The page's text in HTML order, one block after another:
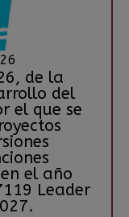
de la
del
el que se
el año
Leader